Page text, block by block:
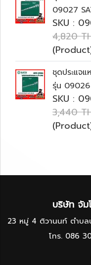
09027
SKU :
4,820
ชุดประแจ
รุ่น 09026
SKU :
3,440
บริษัท จัม
23 หมู่ 4 ติวานนท์ ตำบล
โทร. 086